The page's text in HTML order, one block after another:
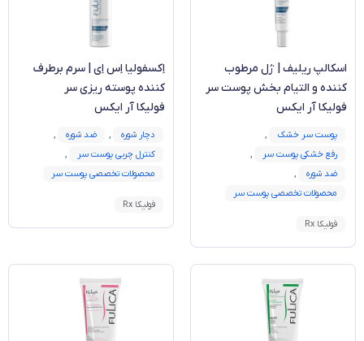
اسکالپ ریلیف | ژل مرطوب
کننده و التیام بخش پوست سر
فولیکا آر ایکس
پوست سر خشک
,
رفع خشکی پوست سر
,
ضد شوره
,
محصولات تخصصی پوست سر
فولیکا Rx
اِکسفولیا اِس اِی | سرم برطرف
کننده پوسته ریزی سر
فولیکا آر ایکس
دچار شوره , ضد شوره
,
کنترل چربی پوست سر
,
محصولات تخصصی پوست سر
فولیکا Rx